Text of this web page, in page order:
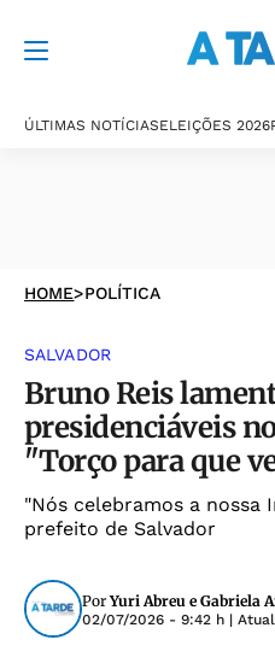
ÚLTIMAS NOTÍCIASELEIÇÕES 2026
HOME>POLÍTICA
SALVADOR
Bruno Reis
presidenciáveis
"Torço para que
"Nós celebramos a nossa
prefeito de Salvador
PorYuri Abreu e Gabriela
02/07/2026 - 9:42 h |